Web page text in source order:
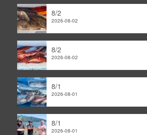
8/2
2026-08-02
8/2
2026-08-02
8/1
2026-08-01
8/1
2026-08-01